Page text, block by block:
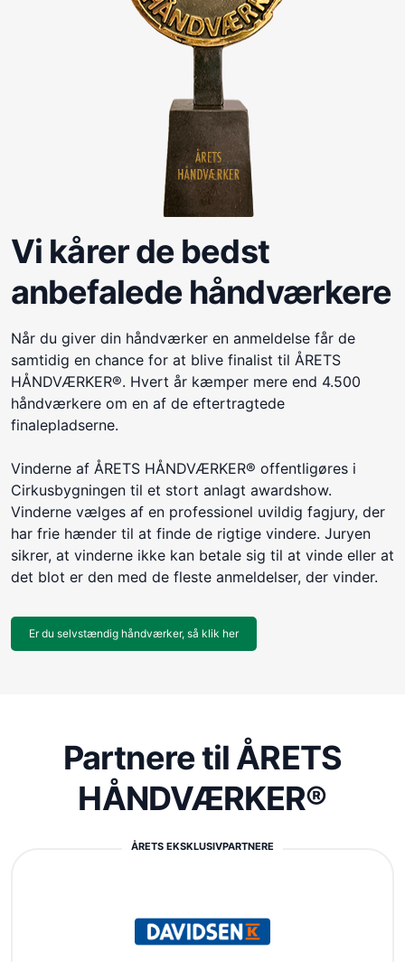
Vi kårer de bedst
anbefalede håndværkere
Når du giver din håndværker en anmeldelse får de
samtidig en chance for at blive finalist til ÅRETS
HÅNDVÆRKER®. Hvert år kæmper mere end 4.500
håndværkere om en af de eftertragtede
finalepladserne.
Vinderne af ÅRETS HÅNDVÆRKER® offentligøres i
Cirkusbygningen til et stort anlagt awardshow.
Vinderne vælges af en professionel uvildig fagjury, der
har frie hænder til at finde de rigtige vindere. Juryen
sikrer, at vinderne ikke kan betale sig til at vinde eller at
det blot er den med de fleste anmeldelser, der vinder.
Er du selvstændig håndværker, så klik her
Partnere til ÅRETS
HÅNDVÆRKER®
ÅRETS EKSKLUSIVPARTNERE